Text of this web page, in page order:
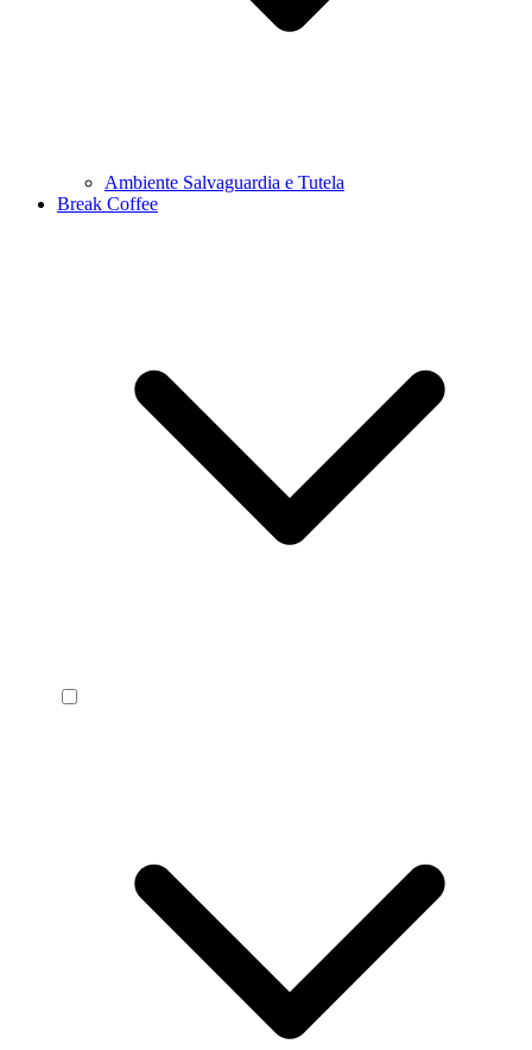
Ambiente Salvaguardia e Tutela
Break Coffee